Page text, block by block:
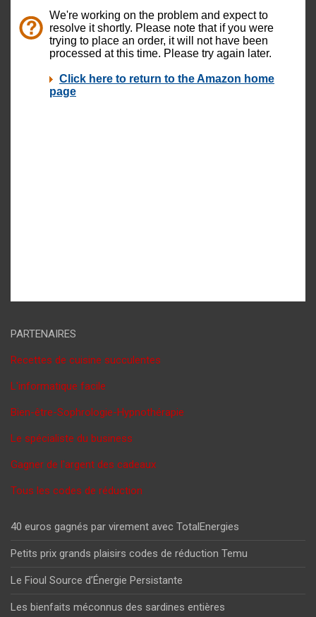
PARTENAIRES
Recettes de cuisine succulentes
L'informatique facile
Bien-être-Sophrologie-Hypnothérapie
Le spécialiste du business
Gagner de l'argent des cadeaux
Tous les codes de réduction
40 euros gagnés par virement avec TotalEnergies
Petits prix grands plaisirs codes de réduction Temu
Le Fioul Source d’Énergie Persistante
Les bienfaits méconnus des sardines entières